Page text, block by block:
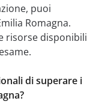
puoi
Romagna.
risorse disponibili
di superare i